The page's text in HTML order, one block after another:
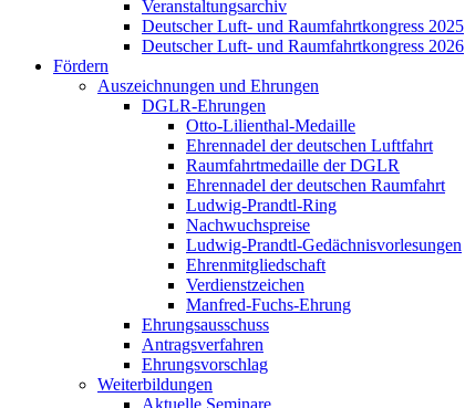
Veranstaltungsarchiv
Deutscher Luft- und Raumfahrtkongress 2025
Deutscher Luft- und Raumfahrtkongress 2026
Fördern
Auszeichnungen und Ehrungen
DGLR-Ehrungen
Otto-Lilienthal-Medaille
Ehrennadel der deutschen Luftfahrt
Raumfahrtmedaille der DGLR
Ehrennadel der deutschen Raumfahrt
Ludwig-Prandtl-Ring
Nachwuchspreise
Ludwig-Prandtl-Gedächnisvorlesungen
Ehrenmitgliedschaft
Verdienstzeichen
Manfred-Fuchs-Ehrung
Ehrungsausschuss
Antragsverfahren
Ehrungsvorschlag
Weiterbildungen
Aktuelle Seminare